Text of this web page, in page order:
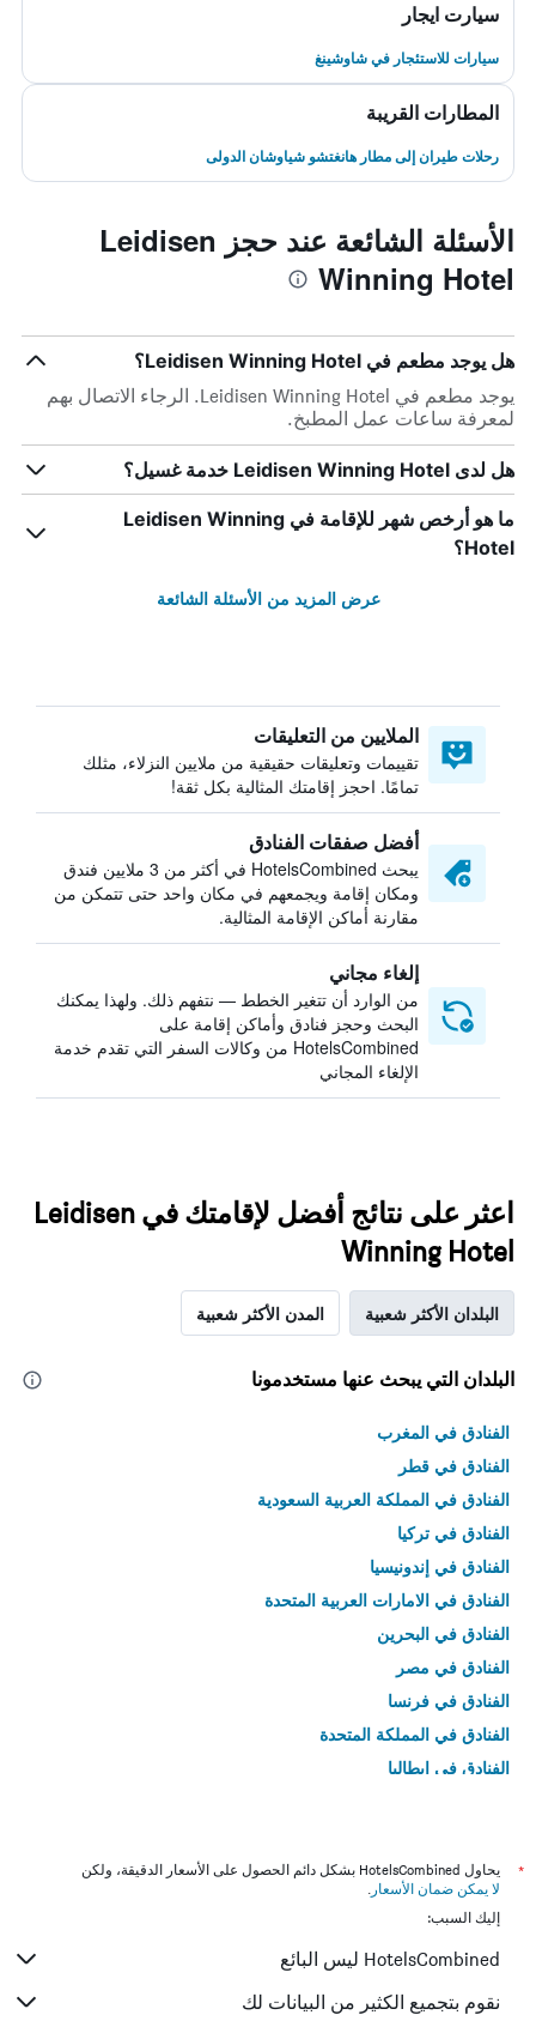
سيارت ايجار
سيارات للاستئجار في شاوشينغ
المطارات القريبة
رحلات طيران إلى مطار هانغتشو شياوشان الدولى
الأسئلة الشائعة عند حجز Leidisen
Winning Hotel
هل يوجد مطعم في Leidisen Winning Hotel؟
يوجد مطعم في Leidisen Winning Hotel. الرجاء الاتصال بهم
لمعرفة ساعات عمل المطبخ.
هل لدى Leidisen Winning Hotel خدمة غسيل؟
ما هو أرخص شهر للإقامة في Leidisen Winning
Hotel؟
عرض المزيد من الأسئلة الشائعة
الملايين من التعليقات
تقييمات وتعليقات حقيقية من ملايين النزلاء، مثلك
تمامًا. احجز إقامتك المثالية بكل ثقة!
أفضل صفقات الفنادق
يبحث HotelsCombined في أكثر من 3 ملايين فندق
ومكان إقامة ويجمعهم في مكان واحد حتى تتمكن من
مقارنة أماكن الإقامة المثالية.
إلغاء مجاني
من الوارد أن تتغير الخطط — نتفهم ذلك. ولهذا يمكنك
البحث وحجز فنادق وأماكن إقامة على
HotelsCombined من وكالات السفر التي تقدم خدمة
الإلغاء المجاني
اعثر على نتائج أفضل لإقامتك في Leidisen
Winning Hotel
البلدان الأكثر شعبية المدن الأكثر شعبية
البلدان التي يبحث عنها مستخدمونا
الفنادق في المغرب
الفنادق في قطر
الفنادق في المملكة العربية السعودية
الفنادق في تركيا
الفنادق في إندونيسيا
الفنادق في الامارات العربية المتحدة
الفنادق في البحرين
الفنادق في مصر
الفنادق في فرنسا
الفنادق في المملكة المتحدة
الفنادق في إيطاليا
*
يحاول HotelsCombined بشكل دائم الحصول على الأسعار الدقيقة، ولكن
لا يمكن ضمان الأسعار .
إليك السبب:
HotelsCombined ليس البائع
نقوم بتجميع الكثير من البيانات لك